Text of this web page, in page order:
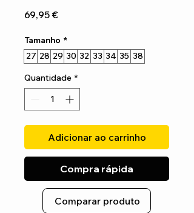
69,95 €Preço
Tamanho *
27 28 29 30 32 33 34 35 38
Quantidade *
Adicionar ao carrinho
Compra rápida
Comparar produto